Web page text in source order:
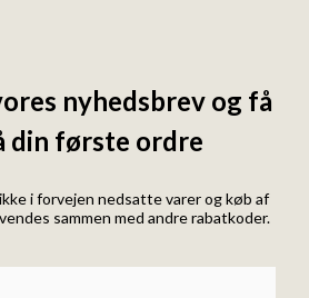
nyhedsbrev og få
din første ordre
i forvejen nedsatte varer og køb af
sammen med andre rabatkoder.